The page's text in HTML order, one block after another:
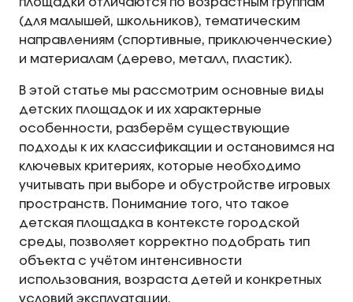
(для малышей, школьников), тематическим
направлениям (спортивные, приключенческие)
и материалам (дерево, металл, пластик).
В этой статье мы рассмотрим основные виды
детских площадок и их характерные
особенности, разберём существующие
подходы к их классификации и остановимся на
ключевых критериях, которые необходимо
учитывать при выборе и обустройстве игровых
пространств. Понимание того, что такое
детская площадка в контексте городской
среды, позволяет корректно подобрать тип
объекта с учётом интенсивности
использования, возраста детей и конкретных
условий эксплуатации.